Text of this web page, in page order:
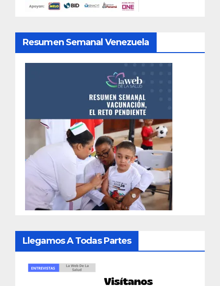
Resumen Semanal Venezuela
Llegamos A Todas Partes